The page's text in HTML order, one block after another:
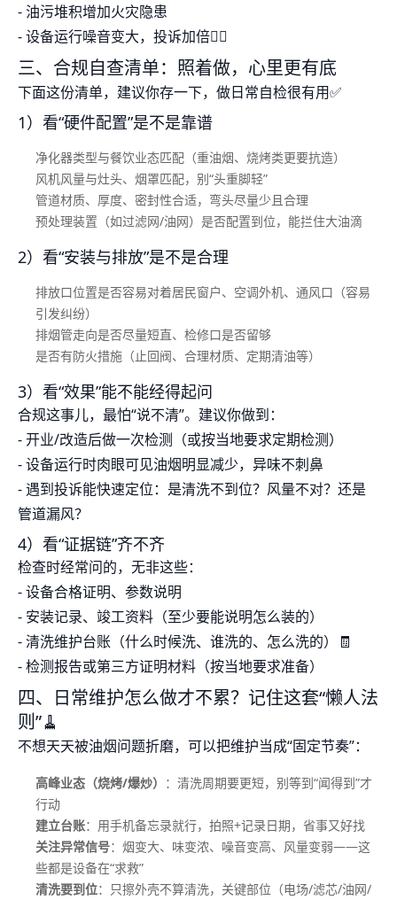
- 油污堆积增加火灾隐患
- 设备运行噪音变大，投诉加倍😵‍💫
三、合规自查清单：照着做，心里更有底
下面这份清单，建议你存一下，做日常自检很有用✅
1）看“硬件配置”是不是靠谱
净化器类型与餐饮业态匹配（重油烟、烧烤类更要抗造）
风机风量与灶头、烟罩匹配，别“头重脚轻”
管道材质、厚度、密封性合适，弯头尽量少且合理
预处理装置（如过滤网/油网）是否配置到位，能拦住大油滴
2）看“安装与排放”是不是合理
排放口位置是否容易对着居民窗户、空调外机、通风口（容易
引发纠纷）
排烟管走向是否尽量短直、检修口是否留够
是否有防火措施（止回阀、合理材质、定期清油等）
3）看“效果”能不能经得起问
合规这事儿，最怕“说不清”。建议你做到：
- 开业/改造后做一次检测（或按当地要求定期检测）
- 设备运行时肉眼可见油烟明显减少，异味不刺鼻
- 遇到投诉能快速定位：是清洗不到位？风量不对？还是
管道漏风？
4）看“证据链”齐不齐
检查时经常问的，无非这些：
- 设备合格证明、参数说明
- 安装记录、竣工资料（至少要能说明怎么装的）
- 清洗维护台账（什么时候洗、谁洗的、怎么洗的）🧾
- 检测报告或第三方证明材料（按当地要求准备）
四、日常维护怎么做才不累？记住这套“懒人法
则”🧹
不想天天被油烟问题折磨，可以把维护当成“固定节奏”：
高峰业态（烧烤/爆炒） ：清洗周期要更短，别等到“闻得到”才
行动
建立台账：用手机备忘录就行，拍照+记录日期，省事又好找
关注异常信号：烟变大、味变浓、噪音变高、风量变弱——这
些都是设备在“求救”
清洗要到位：只擦外壳不算清洗，关键部位（电场/滤芯/油网/